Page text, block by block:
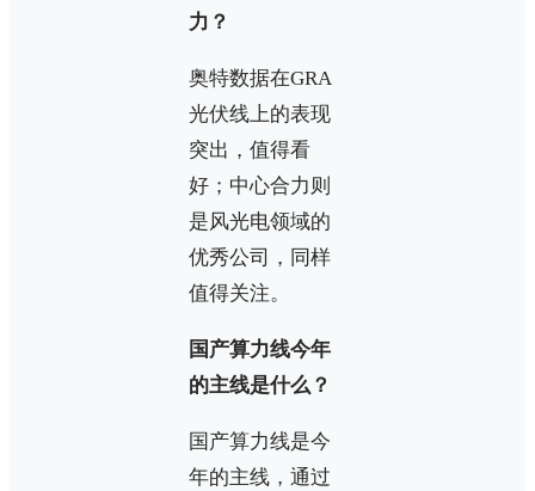
力？
奥特数据在GRA
光伏线上的表现
突出，值得看
好；中心合力则
是风光电领域的
优秀公司，同样
值得关注。
国产算力线今年
的主线是什么？
国产算力线是今
年的主线，通过